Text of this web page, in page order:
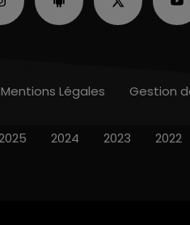
Mentions Légales Gestion
2024 2023 2022